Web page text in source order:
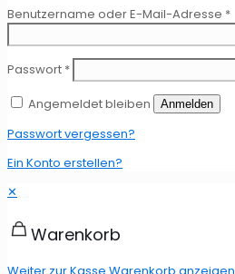
Benutzername oder E-Mail-Adresse *
Passwort *
Angemeldet bleiben
Anmelden
Passwort vergessen?
Ein Konto erstellen?
✕
Warenkorb